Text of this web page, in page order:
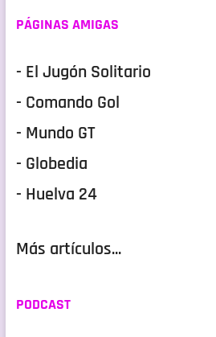
PÁGINAS AMIGAS
- El Jugón Solitario
- Comando Gol
- Mundo GT
- Globedia
- Huelva 24
Más artículos...
PODCAST